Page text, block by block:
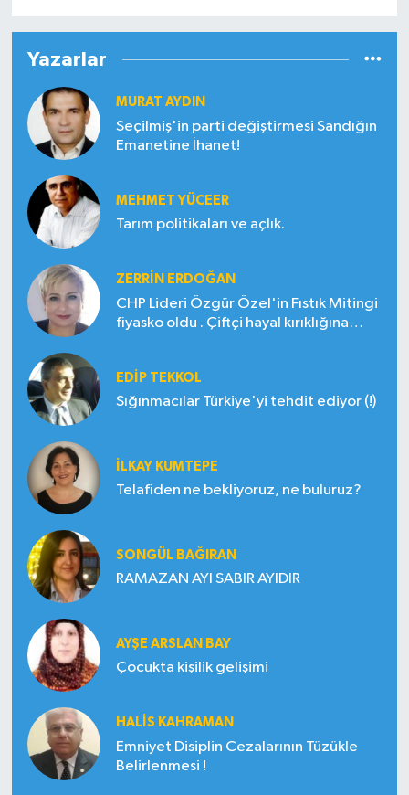
Yazarlar
MURAT AYDIN
Seçilmiş'in parti değiştirmesi Sandığın
Emanetine İhanet!
MEHMET YÜCEER
Tarım politikaları ve açlık.
ZERRIN ERDOĞAN
CHP Lideri Özgür Özel'in Fıstık Mitingi
fiyasko oldu . Çiftçi hayal kırıklığına
EDIP TEKKOL
Sığınmacılar Türkiye'yi tehdit ediyor (!)
İLKAY KUMTEPE
Telafiden ne bekliyoruz, ne buluruz?
SONGÜL BAĞIRAN
RAMAZAN AYI SABIR AYIDIR
AYŞE ARSLAN BAY
Çocukta kişilik gelişimi
HALIS KAHRAMAN
Emniyet Disiplin Cezalarının Tüzükle
Belirlenmesi !